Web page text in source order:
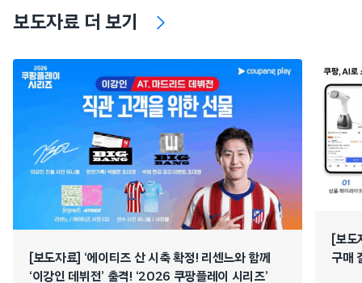
보도자료 더 보기
[보도자료] ‘에이티즈 산 시축 확정! 리센느와 함께
‘이강인 데뷔전’ 출격! ‘2026 쿠팡플레이 시리즈’
[보
구매